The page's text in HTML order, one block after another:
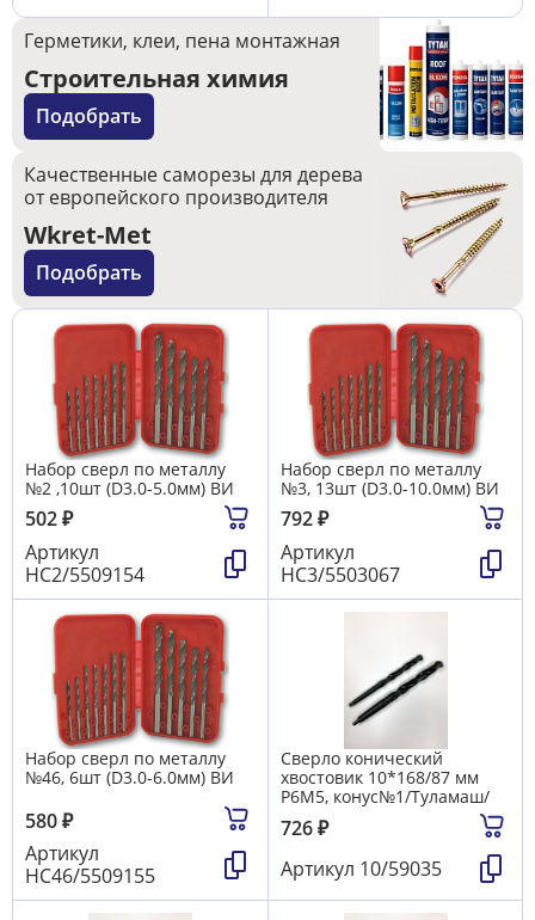
Герметики, клеи, пена монтажная
Строительная химия
Подобрать
Качественные саморезы для дерева
от европейского производителя
Wkret-Met
Подобрать
Набор сверл по металлу
№2 ,10шт (D3.0-5.0мм) ВИ
502₽
Артикул
НС2/5509154
Набор сверл по металлу
№3, 13шт (D3.0-10.0мм) ВИ
792₽
Артикул
НС3/5503067
Набор сверл по металлу
№46, 6шт (D3.0-6.0мм) ВИ
580₽
Артикул
НС46/5509155
Сверло конический
хвостовик 10*168/87 мм
Р6М5, конус№1/Туламаш/
726₽
Артикул 10/59035